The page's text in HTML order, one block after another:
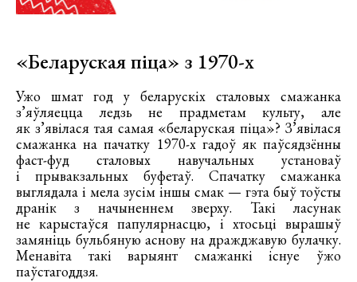
«Беларуская піца» з 1970-х
Ужо шмат год у беларускіх сталовых смажанка
з’яўляецца ледзь не прадметам культу, але
як з’явілася тая самая «беларуская піца»? З’явілася
смажанка на пачатку 1970-х гадоў як паўсядзённы
фаст-фуд сталовых навучальных установаў
і прывакзальных буфетаў. Спачатку смажанка
выглядала і мела зусім іншы смак — гэта быў тоўсты
дранік з начыненнем зверху. Такі ласунак
не карыстаўся папулярнасцю, і хтосьці вырашыў
замяніць бульбяную аснову на дражджавую булачку.
Менавіта такі варыянт смажанкі існуе ўжо
паўстагоддзя.